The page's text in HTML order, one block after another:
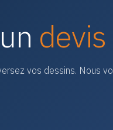
vos dessins. Nous